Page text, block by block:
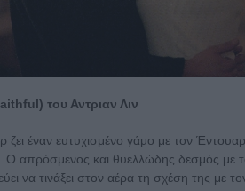
του Αντριαν Λιν
ζει έναν ευτυχισμένο γάμο με τον
Ο απρόσμενος και θυελλώδης δεσμός με
να τινάξει στον αέρα τη σχέση της με